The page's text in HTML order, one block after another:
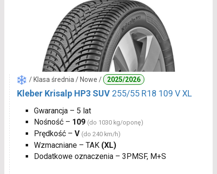
/ Klasa średnia / Nowe / 2025/2026
Kleber Krisalp HP3 SUV 255/55 R18 109 V XL
Gwarancja – 5 lat
Nośność – 109 (do 1030 kg/oponę)
Prędkość – V (do 240 km/h)
Wzmacniane – TAK (XL)
Dodatkowe oznaczenia – 3PMSF, M+S